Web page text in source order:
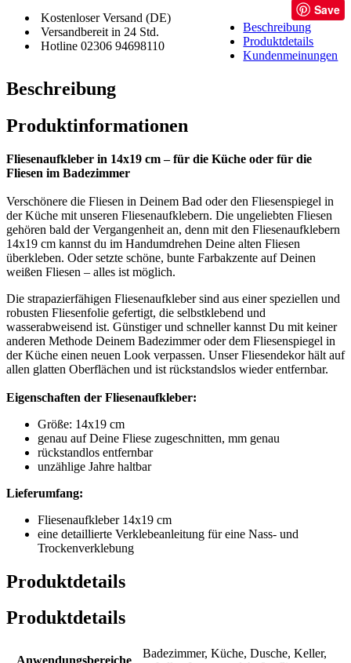
Kostenloser Versand (DE)
Versandbereit in 24 Std.
Hotline 02306 94698110
Save
Beschreibung
Produktdetails
Kundenmeinungen
Beschreibung
Produktinformationen
Fliesenaufkleber in 14x19 cm – für die Küche oder für die
Fliesen im Badezimmer
Verschönere die Fliesen in Deinem Bad oder den Fliesenspiegel in
der Küche mit unseren Fliesenaufklebern. Die ungeliebten Fliesen
gehören bald der Vergangenheit an, denn mit den Fliesenaufklebern
14x19 cm kannst du im Handumdrehen Deine alten Fliesen
überkleben. Oder setzte schöne, bunte Farbakzente auf Deinen
weißen Fliesen – alles ist möglich.
Die strapazierfähigen Fliesenaufkleber sind aus einer speziellen und
robusten Fliesenfolie gefertigt, die selbstklebend und
wasserabweisend ist. Günstiger und schneller kannst Du mit keiner
anderen Methode Deinem Badezimmer oder dem Fliesenspiegel in
der Küche einen neuen Look verpassen. Unser Fliesendekor hält auf
allen glatten Oberflächen und ist rückstandslos wieder entfernbar.
Eigenschaften der Fliesenaufkleber:
Größe: 14x19 cm
genau auf Deine Fliese zugeschnitten, mm genau
rückstandlos entfernbar
unzählige Jahre haltbar
Lieferumfang:
Fliesenaufkleber 14x19 cm
eine detaillierte Verklebeanleitung für eine Nass- und
Trockenverklebung
Produktdetails
Produktdetails
Badezimmer, Küche, Dusche, Keller,